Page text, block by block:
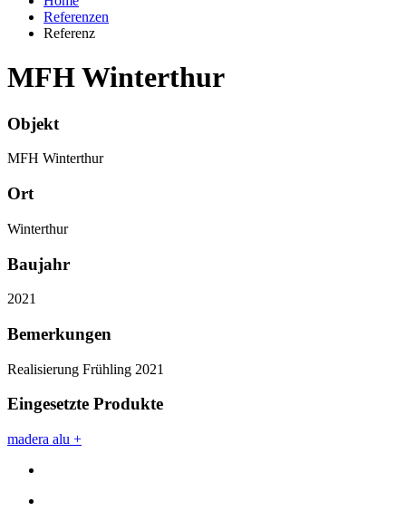
Referenzen
Referenz
MFH Winterthur
Objekt
MFH Winterthur
Ort
Winterthur
Baujahr
2021
Bemerkungen
Realisierung Frühling 2021
Eingesetzte Produkte
madera alu +